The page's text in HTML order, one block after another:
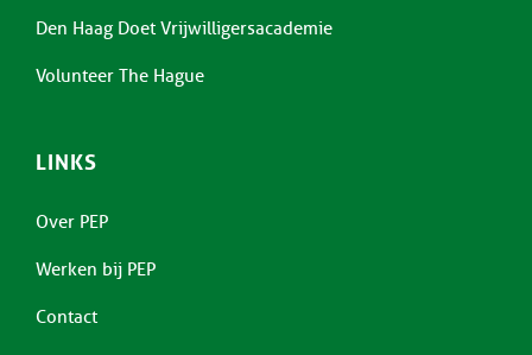
Den Haag Doet Vrijwilligersacademie
Volunteer The Hague
LINKS
Over PEP
Werken bij PEP
Contact